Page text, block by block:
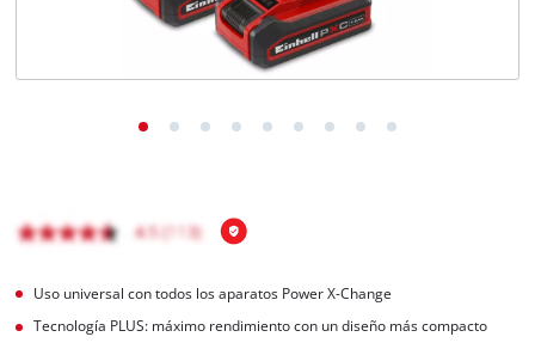
Uso universal con todos los aparatos Power X-Change
Tecnología PLUS: máximo rendimiento con un diseño más compacto